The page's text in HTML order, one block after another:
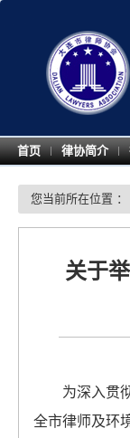
首页 | 律协简介 |
您当前所在位置 ：
关于
为深入贯
全市律师及环